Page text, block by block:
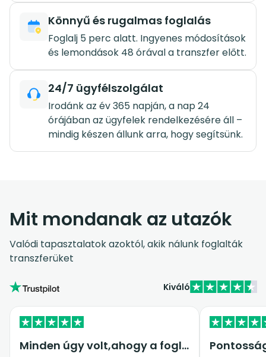
Könnyű és rugalmas foglalás
Foglalj 5 perc alatt. Ingyenes módosítások
és lemondások 48 órával a transzfer előtt.
24/7 ügyfélszolgálat
Irodánk az év 365 napján, a nap 24
órájában az ügyfelek rendelkezésére áll –
mindig készen állunk arra, hogy segítsünk.
Mit mondanak az utazók
Valódi tapasztalatok azoktól, akik nálunk foglalták
transzferüket
Kiváló
Minden úgy volt,ahogy a foglalásnál…